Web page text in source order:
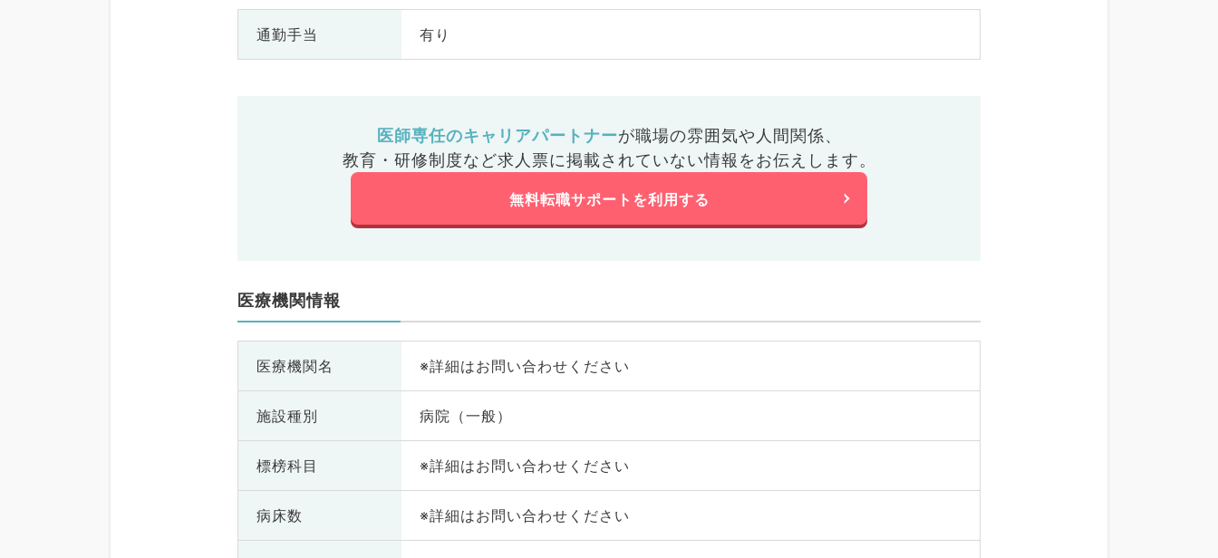
通勤手当 有り
医師専任のキャリアパートナーが職場の雰囲気や人間関係、
教育・研修制度など求人票に掲載されていない情報をお伝えします。
無料転職サポートを利用する
医療機関情報
医療機関名 ※詳細はお問い合わせください
施設種別 病院（一般）
標榜科目 ※詳細はお問い合わせください
病床数 ※詳細はお問い合わせください